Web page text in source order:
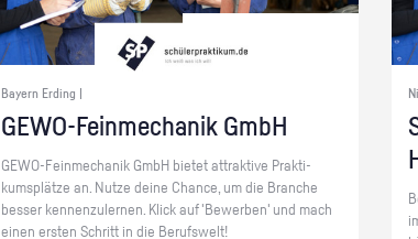
Bayern Erding |
GE­WO-Fein­me­cha­nik GmbH
GE­WO-Fein­me­cha­nik GmbH bie­tet at­trak­ti­ve Prak­ti­
kums­plät­ze an. Nutze deine Chan­ce, um die Bran­che
bes­ser ken­nen­zu­ler­nen. Klick auf 'Be­wer­ben' und mach
einen ers­ten Schritt in die Be­rufs­welt!